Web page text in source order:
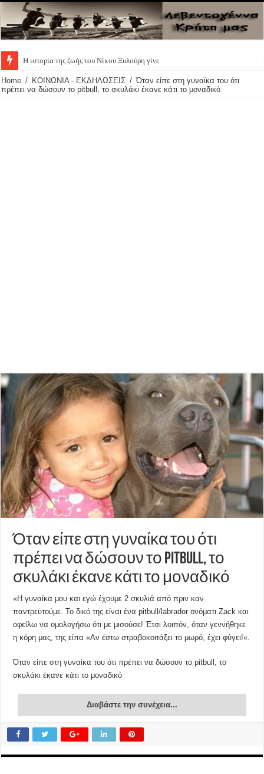
Η ιστορία της ζωής του Νίκου Ξυλούρη γίνεται θε
Home / ΚΟΙΝΩΝΙΑ - ΕΚΔΗΛΩΣΕΙΣ / Όταν είπε στη γυναίκα του ότι
πρέπει να δώσουν το pitbull, το σκυλάκι έκανε κάτι το μοναδικό
Όταν είπε στη γυναίκα του ότι
πρέπει να δώσουν το pitbull, το
σκυλάκι έκανε κάτι το μοναδικό
«Η γυναίκα μου και εγώ έχουμε 2 σκυλιά από πριν καν
παντρευτούμε. Το δικό της είναι ένα pitbull/labrador ονόματι Zack και
οφείλω να ομολογήσω ότι με μισούσε! Έτσι λοιπόν, όταν γεννήθηκε
η κόρη μας, της είπα «Αν έστω στραβοκοιτάξει το μωρό, έχει φύγει!«.
Όταν είπε στη γυναίκα του ότι πρέπει να δώσουν το pitbull, το
σκυλάκι έκανε κάτι το μοναδικό
Διαβάστε την συνέχεια...